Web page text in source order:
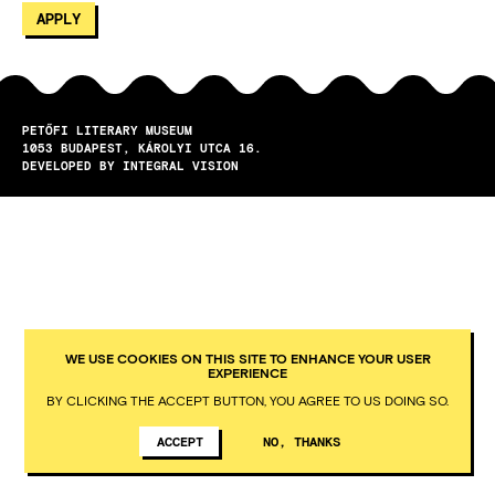
PETŐFI LITERARY MUSEUM
1053
BUDAPEST
KÁROLYI UTCA 16.
DEVELOPED BY INTEGRAL VISION
WE USE COOKIES ON THIS SITE TO ENHANCE YOUR USER
EXPERIENCE
BY CLICKING THE ACCEPT BUTTON, YOU AGREE TO US DOING SO.
ACCEPT NO, THANKS